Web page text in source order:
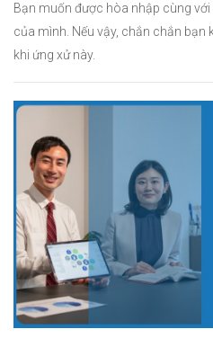
Bạn muốn được hòa nhập cùng
của mình. Nếu vậy, chắn chắn bạn
khi ứng xử này.